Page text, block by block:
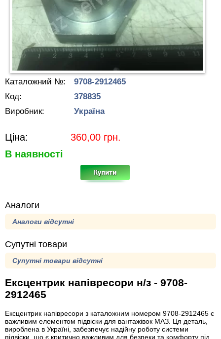
Каталожний №:
9708-2912465
Код:
378835
Виробник:
Україна
Ціна: 360,00 грн.
В наявності
Аналоги
Аналоги відсутні
Супутні товари
Супутні товари відсутні
Ексцентрик напівресори н/з - 9708-
2912465
Ексцентрик напівресори з каталожним номером 9708-2912465 є
важливим елементом підвіски для вантажівок МАЗ. Ця деталь,
вироблена в Україні, забезпечує надійну роботу системи
підвіски, що є критично важливим для безпеки та комфорту під